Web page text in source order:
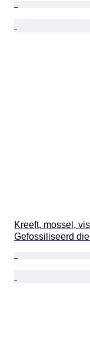
Kreeft, mossel,
Gefossiliseerd